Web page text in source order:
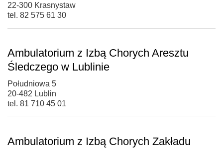
22-300 Krasnystaw
tel. 82 575 61 30
Ambulatorium z Izbą Chorych Aresztu
Śledczego w Lublinie
Południowa 5
20-482 Lublin
tel. 81 710 45 01
Ambulatorium z Izbą Chorych Zakładu